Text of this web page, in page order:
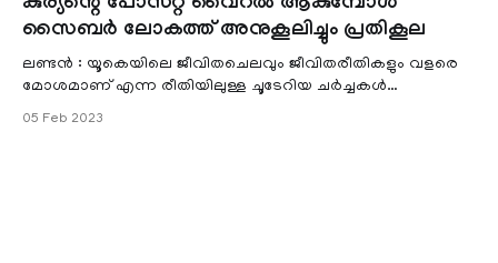
സൈബര്‍ ലോകത്ത് അനുകൂലിച്ചും പ്രതികൂല
ലണ്ടന്‍ : യൂകെയിലെ ജീവിതചെലവും ജീവിതരീതികളും വളരെ
മോശമാണ് എന്ന രീതിയിലുള്ള ചൂടേറിയ ചര്‍ച്ചകള്‍
ഓണ്‍ലൈന്‍ ലോകത്ത് നടക്കുന്ന സമയത്ത് സിംഗപ്പൂരി
05 Feb 2023